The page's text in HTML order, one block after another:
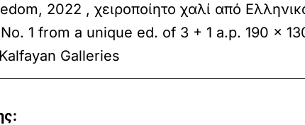
2022 , χειροποίητο χαλί από
1 from a unique ed. of 3 + 1 a.p. 190 x
Galleries